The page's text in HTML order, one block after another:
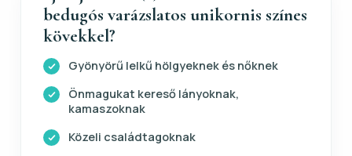
bedugós varázslatos unikornis színes
kövekkel?
Gyönyörű lelkű hölgyeknek és nőknek
Önmagukat kereső lányoknak,
kamaszoknak
Közeli családtagoknak